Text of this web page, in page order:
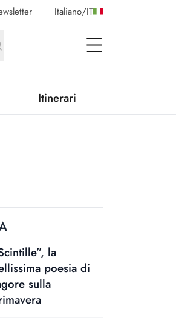
Italiano/IT
open Menu
Itinerari
la
poesia di
sulla